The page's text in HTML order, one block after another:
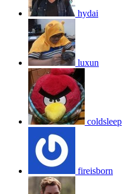
hydai
luxun
coldsleep
fireisborn